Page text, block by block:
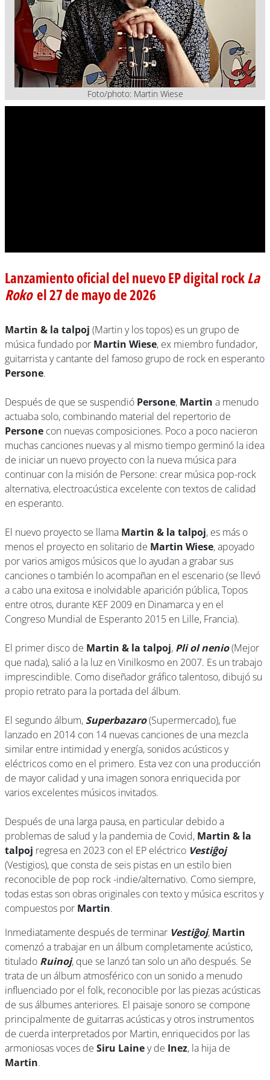
Foto/photo: Martin Wiese
Lanzamiento oficial del nuevo EP digital rockLa
Rokoel 27 de mayo de 2026
Martin & la talpoj (Martin y los topos) es un grupo de
música fundado por Martin Wiese, ex miembro fundador,
guitarrista y cantante del famoso grupo de rock en esperanto
Persone.
Después de que se suspendió Persone, Martin a menudo
actuaba solo, combinando material del repertorio de
Persone con nuevas composiciones. Poco a poco nacieron
muchas canciones nuevas y al mismo tiempo germinó la idea
de iniciar un nuevo proyecto con la nueva música para
continuar con la misión de Persone: crear música pop-rock
alternativa, electroacústica excelente con textos de calidad
en esperanto.
El nuevo proyecto se llama Martin & la talpoj, es más o
menos el proyecto en solitario de Martin Wiese, apoyado
por varios amigos músicos que lo ayudan a grabar sus
canciones o también lo acompañan en el escenario (se llevó
a cabo una exitosa e inolvidable aparición pública, Topos
entre otros, durante KEF 2009 en Dinamarca y en el
Congreso Mundial de Esperanto 2015 en Lille, Francia).
El primer disco de Martin & la talpoj, Pli ol nenio(Mejor
que nada), salió a la luz en Vinilkosmo en 2007. Es un trabajo
imprescindible. Como diseñador gráfico talentoso, dibujó su
propio retrato para la portada del álbum.
El segundo álbum, Superbazaro(Supermercado), fue
lanzado en 2014 con 14 nuevas canciones de una mezcla
similar entre intimidad y energía, sonidos acústicos y
eléctricos como en el primero. Esta vez con una producción
de mayor calidad y una imagen sonora enriquecida por
varios excelentes músicos invitados.
Después de una larga pausa, en particular debido a
problemas de salud y la pandemia de Covid, Martin & la
talpoj regresa en 2023 con el EP eléctrico Vestiĝoj
(Vestigios), que consta de seis pistas en un estilo bien
reconocible de pop rock -indie/alternativo. Como siempre,
todas estas son obras originales con texto y música escritos y
compuestos por Martin.
Inmediatamente después de terminar Vestiĝoj, Martin
comenzó a trabajar en un álbum completamente acústico,
titulado Ruinoj, que se lanzó tan solo un año después. Se
trata de un álbum atmosférico con un sonido a menudo
influenciado por el folk, reconocible por las piezas acústicas
de sus álbumes anteriores. El paisaje sonoro se compone
principalmente de guitarras acústicas y otros instrumentos
de cuerda interpretados por Martin, enriquecidos por las
armoniosas voces de Siru Lainey de Inez, la hija de
Martin.